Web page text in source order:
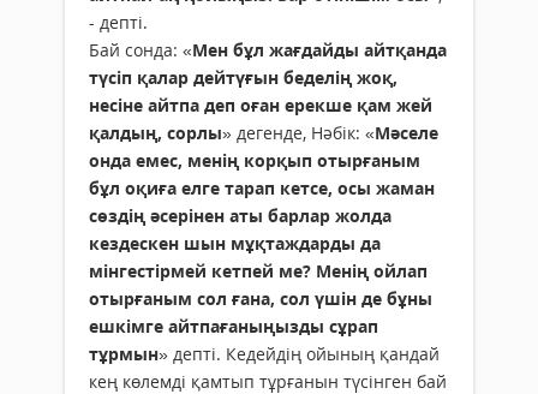
- депті.
Бай сонда: «Мен бұл жағдайды айтқанда
түсіп қалар дейтүғын беделің жоқ,
несіне айтпа деп оған ерекше қам жей
қалдың, сорлы» дегенде, Нәбік: «Мәселе
онда емес, менің корқып отырғаным
бұл оқиға елге тарап кетсе, осы жаман
сөздің әсерінен аты барлар жолда
кездескен шын мұқтаждарды да
мінгестірмей кетпей ме? Менің ойлап
отырғаным сол ғана, сол үшін де бұны
ешкімге айтпағаныңызды сұрап
тұрмын» депті. Кедейдің ойының қандай
кең көлемді қамтып тұрғанын түсінген бай